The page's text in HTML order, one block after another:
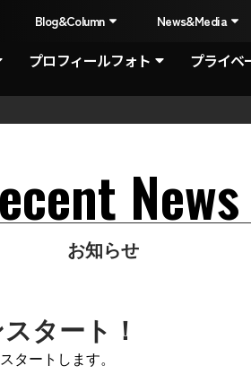
Blog&Column News&Media
プロフィールフォト プライベ
Recent News
お知らせ
タート！
タートします。